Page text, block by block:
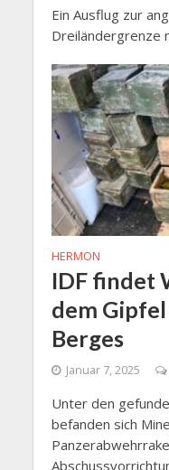
Ein Ausflug zur
Dreiländergrenze
HERMON
IDF findet
dem
Berges
Januar 7, 2025
Unter den
befanden sich